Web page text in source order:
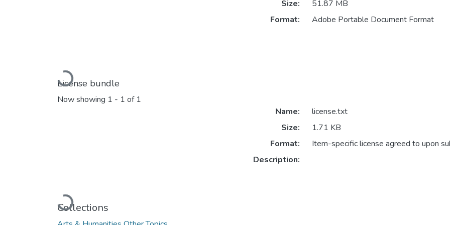
Loading...
Size:
51.87 MB
Format:
Adobe Portable Document Format
License bundle
Now showing 1 - 1 of 1
Loading...
Name:
license.txt
Size:
1.71 KB
Format:
Item-specific license agreed to upon
Description:
Collections